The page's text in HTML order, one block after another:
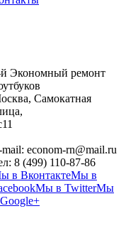
й Экономный ремонт
, Самокатная
econom-rn@mail.ru
8 (499) 110-87-86
в ВконтактеМы в
Мы в TwitterМы